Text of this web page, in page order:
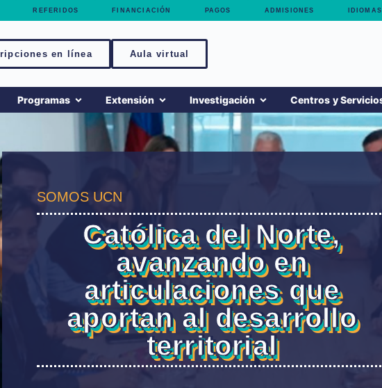
REFERIDOS FINANCIACIÓN PAGOS ADMISIONES IDIOMAS
en línea Aula virtual
Programas Extensión Investigación Centros y
SOMOS UCN
Católica del Norte,
avanzando en
articulaciones que
aportan al desarrollo
territorial